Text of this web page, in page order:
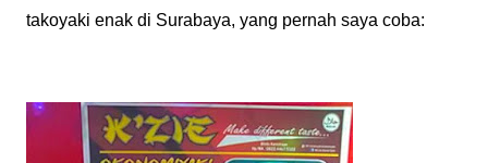
takoyaki enak di Surabaya, yang pernah saya coba: